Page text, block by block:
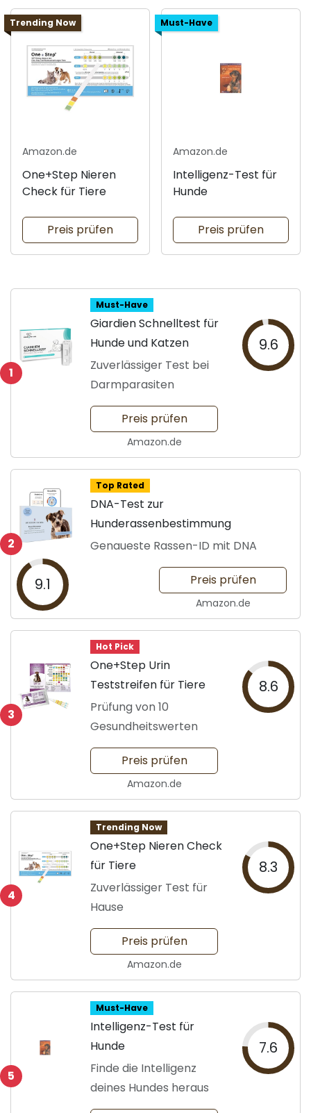
Trending Now
Amazon.de
One+Step Nieren
Check für Tiere
Preis prüfen
Must-Have
Amazon.de
Intelligenz-Test für
Hunde
Preis prüfen
1
Must-Have
Giardien Schnelltest für
Hunde und Katzen
Zuverlässiger Test bei
Darmparasiten
9.6
Preis prüfen
Amazon.de
2
Top Rated
DNA-Test zur
Hunderassenbestimmung
Genaueste Rassen-ID mit DNA
9.1 Preis prüfen
Amazon.de
3
Hot Pick
One+Step Urin
Teststreifen für Tiere
Prüfung von 10
Gesundheitswerten
8.6
Preis prüfen
Amazon.de
4
Trending Now
One+Step Nieren Check
für Tiere
Zuverlässiger Test für
Hause
8.3
Preis prüfen
Amazon.de
5
Must-Have
Intelligenz-Test für
Hunde
Finde die Intelligenz
deines Hundes heraus
7.6